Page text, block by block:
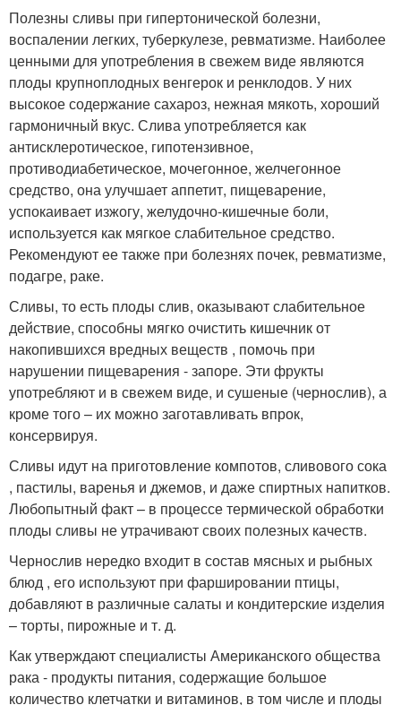
Полезны сливы при гипертонической болезни,
воспалении легких, туберкулезе, ревматизме. Наиболее
ценными для употребления в свежем виде являются
плоды крупноплодных венгерок и ренклодов. У них
высокое содержание сахароз, нежная мякоть, хороший
гармоничный вкус. Слива употребляется как
антисклеротическое, гипотензивное,
противодиабетическое, мочегонное, желчегонное
средство, она улучшает аппетит, пищеварение,
успокаивает изжогу, желудочно-кишечные боли,
используется как мягкое слабительное средство.
Рекомендуют ее также при болезнях почек, ревматизме,
подагре, раке.
Сливы, то есть плоды слив, оказывают слабительное
действие, способны мягко очистить кишечник от
накопившихся вредных веществ , помочь при
нарушении пищеварения - запоре. Эти фрукты
употребляют и в свежем виде, и сушеные (чернослив), а
кроме того – их можно заготавливать впрок,
консервируя.
Сливы идут на приготовление компотов, сливового сока
, пастилы, варенья и джемов, и даже спиртных напитков.
Любопытный факт – в процессе термической обработки
плоды сливы не утрачивают своих полезных качеств.
Чернослив нередко входит в состав мясных и рыбных
блюд , его используют при фаршировании птицы,
добавляют в различные салаты и кондитерские изделия
– торты, пирожные и т. д.
Как утверждают специалисты Американского общества
рака - продукты питания, содержащие большое
количество клетчатки и витаминов, в том числе и плоды